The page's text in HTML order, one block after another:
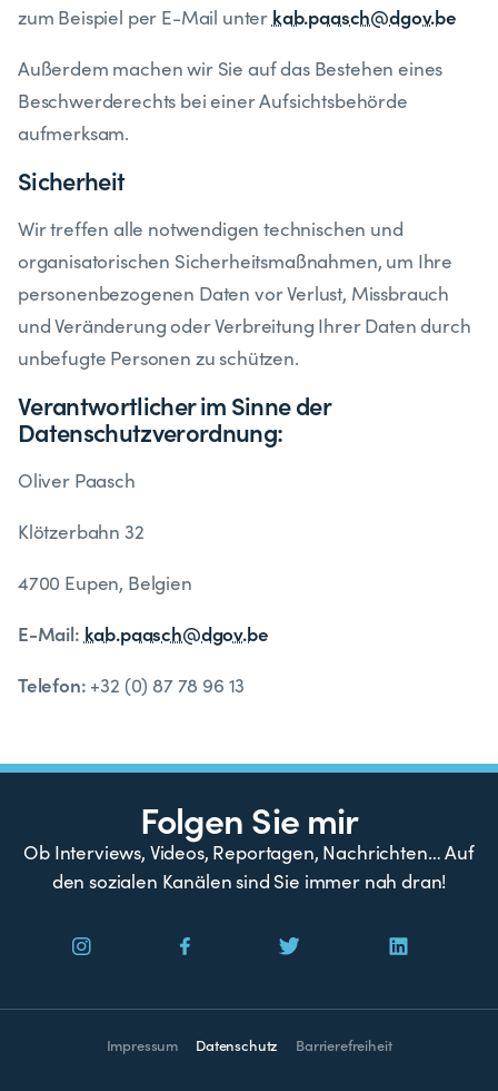
zum Beispiel per E-Mail unter kab.paasch@dgov.be
​Außerdem machen wir Sie auf das Bestehen eines
Beschwerderechts bei einer Aufsichtsbehörde
aufmerksam.
​Sicherheit
​Wir treffen alle notwendigen technischen und
organisatorischen Sicherheitsmaßnahmen, um Ihre
personenbezogenen Daten vor Verlust, Missbrauch
und Veränderung oder Verbreitung Ihrer Daten durch
unbefugte Personen zu schützen.
Verantwortlicher im Sinne der
Datenschutzverordnung:
Oliver Paasch
Klötzerbahn 32
4700 Eupen, Belgien
E-Mail: kab.paasch@dgov.be
Telefon: +32 (0) 87 78 96 13
Folgen Sie mir
Ob Interviews, Videos, Reportagen, Nachrichten… Auf
den sozialen Kanälen sind Sie immer nah dran!
Impressum Datenschutz Barrierefreiheit